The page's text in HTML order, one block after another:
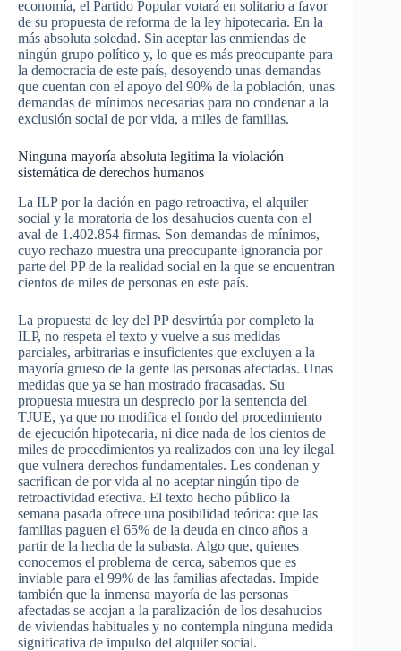
economía, el Partido Popular votará en solitario a favor
de su propuesta de reforma de la ley hipotecaria. En la
más absoluta soledad. Sin aceptar las enmiendas de
ningún grupo político y, lo que es más preocupante para
la democracia de este país, desoyendo unas demandas
que cuentan con el apoyo del 90% de la población, unas
demandas de mínimos necesarias para no condenar a la
exclusión social de por vida, a miles de familias.
Ninguna mayoría absoluta legitima la violación
sistemática de derechos humanos
La ILP por la dación en pago retroactiva, el alquiler
social y la moratoria de los desahucios cuenta con el
aval de 1.402.854 firmas. Son demandas de mínimos,
cuyo rechazo muestra una preocupante ignorancia por
parte del PP de la realidad social en la que se encuentran
cientos de miles de personas en este país.
La propuesta de ley del PP desvirtúa por completo la
ILP, no respeta el texto y vuelve a sus medidas
parciales, arbitrarias e insuficientes que excluyen a la
mayoría grueso de la gente las personas afectadas. Unas
medidas que ya se han mostrado fracasadas. Su
propuesta muestra un desprecio por la sentencia del
TJUE, ya que no modifica el fondo del procedimiento
de ejecución hipotecaria, ni dice nada de los cientos de
miles de procedimientos ya realizados con una ley ilegal
que vulnera derechos fundamentales. Les condenan y
sacrifican de por vida al no aceptar ningún tipo de
retroactividad efectiva. El texto hecho público la
semana pasada ofrece una posibilidad teórica: que las
familias paguen el 65% de la deuda en cinco años a
partir de la hecha de la subasta. Algo que, quienes
conocemos el problema de cerca, sabemos que es
inviable para el 99% de las familias afectadas. Impide
también que la inmensa mayoría de las personas
afectadas se acojan a la paralización de los desahucios
de viviendas habituales y no contempla ninguna medida
significativa de impulso del alquiler social.